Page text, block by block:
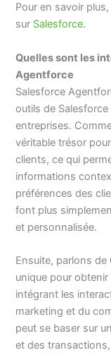
Pour en savoir
sur Salesforce.
Quelles sont les
Agentforce
Salesforce
outils de
entreprises.
véritable trésor
clients, ce qui
informations
préférences des
font plus
et personnalisée.
Ensuite, parlons de
unique pour
intégrant les
marketing et du
peut se baser sur
et des